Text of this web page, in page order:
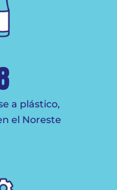
a plástico,
el Noreste